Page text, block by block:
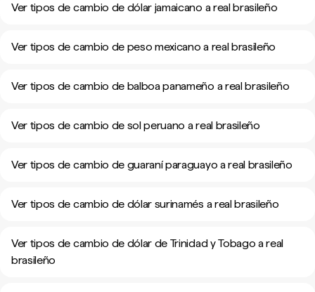
Ver tipos de cambio de dólar jamaicano a real brasileño
Ver tipos de cambio de peso mexicano a real brasileño
Ver tipos de cambio de balboa panameño a real brasileño
Ver tipos de cambio de sol peruano a real brasileño
Ver tipos de cambio de guaraní paraguayo a real brasileño
Ver tipos de cambio de dólar surinamés a real brasileño
Ver tipos de cambio de dólar de Trinidad y Tobago a real
brasileño